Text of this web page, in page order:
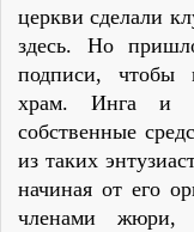
церкви сделали
здесь. Но
подписи, чтобы
храм. Инга и
собственные
из таких
начиная от его
членами жюри,